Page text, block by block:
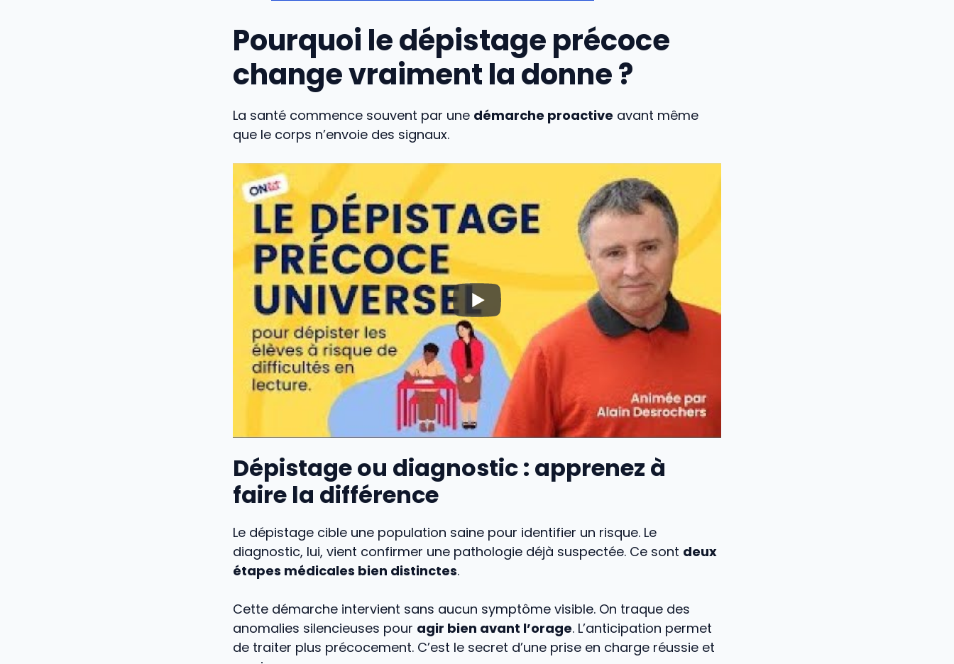
Pourquoi le dépistage précoce
change vraiment la donne ?
La santé commence souvent par une démarche proactive avant même
que le corps n’envoie des signaux.
Dépistage ou diagnostic : apprenez à
faire la différence
Le dépistage cible une population saine pour identifier un risque. Le
diagnostic, lui, vient confirmer une pathologie déjà suspectée. Ce sont deux
étapes médicales bien distinctes.
Cette démarche intervient sans aucun symptôme visible. On traque des
anomalies silencieuses pour agir bien avant l’orage. L’anticipation permet
de traiter plus précocement. C’est le secret d’une prise en charge réussie et